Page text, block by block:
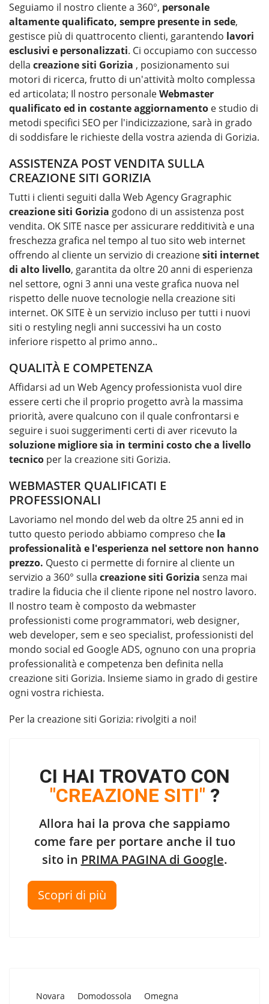
Seguiamo il nostro cliente a 360°, personale
altamente qualificato, sempre presente in sede,
gestisce più di quattrocento clienti, garantendo lavori
esclusivi e personalizzati. Ci occupiamo con successo
della creazione siti Gorizia , posizionamento sui
motori di ricerca, frutto di un'attività molto complessa
ed articolata; Il nostro personaleWebmaster
qualificato ed in costante aggiornamento e studio di
metodi specifici SEO per l'indicizzazione, sarà in grado
di soddisfare le richieste della vostra azienda di Gorizia.
ASSISTENZA POST VENDITA SULLA
CREAZIONE SITI GORIZIA
Tutti i clienti seguiti dalla Web Agency Gragraphic
creazione siti Gorizia godono di un assistenza post
vendita. OK SITE nasce per assicurare redditività e una
freschezza grafica nel tempo al tuo sito web internet
offrendo al cliente un servizio di creazionesiti internet
di alto livello, garantita da oltre 20 anni di esperienza
nel settore, ogni 3 anni una veste grafica nuova nel
rispetto delle nuove tecnologie nella creazione siti
internet. OK SITE è un servizio incluso per tutti i nuovi
siti o restyling negli anni successivi ha un costo
inferiore rispetto al primo anno..
QUALITÀ E COMPETENZA
Affidarsi ad un Web Agency professionista vuol dire
essere certi che il proprio progetto avrà la massima
priorità, avere qualcuno con il quale confrontarsi e
seguire i suoi suggerimenti certi di aver ricevuto la
soluzione migliore sia in termini costo che a livello
tecnico per la creazione siti Gorizia.
WEBMASTER QUALIFICATI E
PROFESSIONALI
Lavoriamo nel mondo del web da oltre 25 anni ed in
tutto questo periodo abbiamo compreso che la
professionalità e l'esperienza nel settore non hanno
prezzo. Questo ci permette di fornire al cliente un
servizio a 360° sulla creazione siti Gorizia senza mai
tradire la fiducia che il cliente ripone nel nostro lavoro.
Il nostro team è composto da webmaster
professionisti come programmatori, web designer,
web developer, sem e seo specialist, professionisti del
mondo social ed Google ADS, ognuno con una propria
professionalità e competenza ben definita nella
creazione siti Gorizia. Insieme siamo in grado di gestire
ogni vostra richiesta.
Per la creazione siti Gorizia: rivolgiti a noi!
CI HAI TROVATO CON
"CREAZIONE SITI" ?
Allora hai la prova che sappiamo
come fare per portare anche il tuo
sito in PRIMA PAGINA di Google.
Scopri di più
Novara Domodossola Omegna